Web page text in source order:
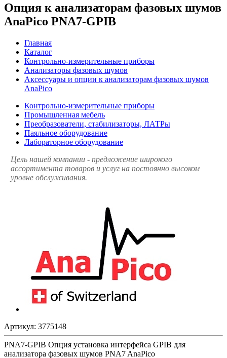
Опция к анализаторам фазовых шумов
AnaPico PNA7-GPIB
Главная
Каталог
Контрольно-измерительные приборы
Анализаторы фазовых шумов
Аксессуары и опции к анализаторам фазовых шумов
AnaPico
Контрольно-измерительные приборы
Промышленная мебель
Преобразователи, стабилизаторы, ЛАТРы
Паяльное оборудование
Лабораторное оборудование
Цель нашей компании - предложение широкого
ассортимента товаров и услуг на постоянно высоком
уровне обслуживания.
Артикул: 3775148
PNA7-GPIB Опция установка интерфейса GPIB для
анализатора фазовых шумов PNA7 AnaPico